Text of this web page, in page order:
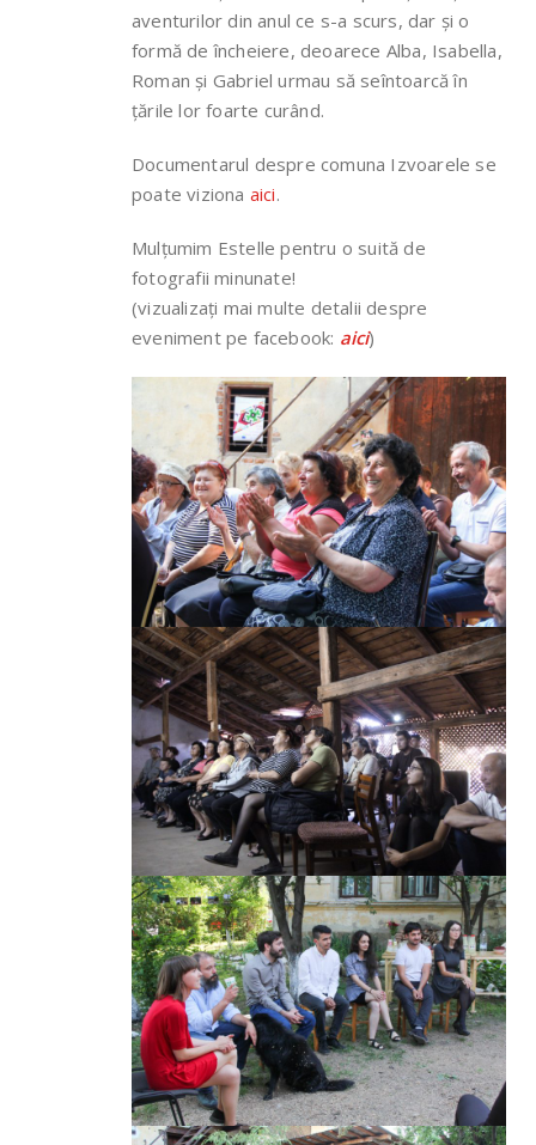
aventurilor din anul ce s-a scurs, dar și o
formă de încheiere, deoarece Alba, Isabella,
Roman și Gabriel urmau să seîntoarcă în
țările lor foarte curând.
Documentarul despre comuna Izvoarele se
poate viziona aici.
Mulțumim Estelle pentru o suită de
fotografii minunate!
(vizualizați mai multe detalii despre
eveniment pe facebook: aici)